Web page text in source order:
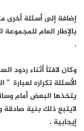
إضافة إلى أسئلة أخرى
بالإطار العام
.
وكان لافتاً أثناء
الأسئلة تكراره
يتخذها البعض أمام
لايتبع ذلك بنية
إيجابية .